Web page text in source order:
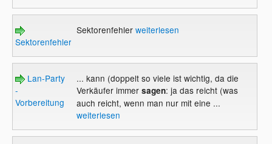
Sektorenfehler
Sektorenfehler weiterlesen
Lan-Party
-
Vorbereitung
... kann (doppelt so viele ist wichtig, da die
Verkäufer immersagen: ja das reicht (was
auch reicht, wenn man nur mit eine ...
weiterlesen